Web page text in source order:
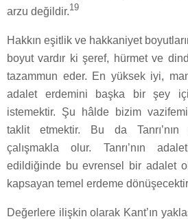
arzu değildir.19
Hakkın eşitlik ve hakkaniyet
boyut vardır ki şeref, hürmet ve
tazammun eder. En yüksek iyi,
adalet erdemini başka bir şey
istemektir. Şu hâlde bizim
taklit etmektir. Bu da Tanrı’nın
çalışmakla olur. Tanrı’nın
edildiğinde bu evrensel bir adalet
kapsayan temel erdeme
Değerlere ilişkin olarak Kant’ın